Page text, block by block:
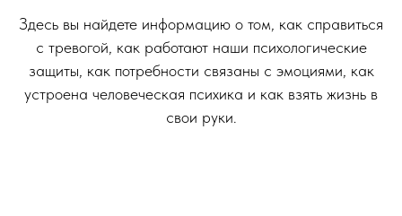
Здесь вы найдете информацию о том, как справиться
с тревогой, как работают наши психологические
защиты, как потребности связаны с эмоциями, как
устроена человеческая психика и как взять жизнь в
свои руки.